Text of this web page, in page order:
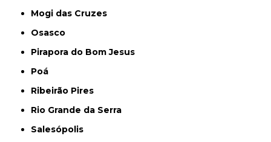
Mogi das Cruzes
Osasco
Pirapora do Bom Jesus
Poá
Ribeirão Pires
Rio Grande da Serra
Salesópolis